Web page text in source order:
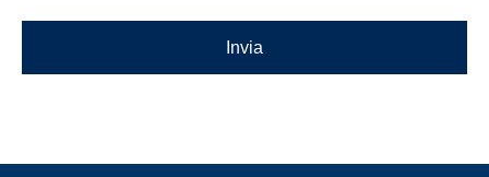
Invia